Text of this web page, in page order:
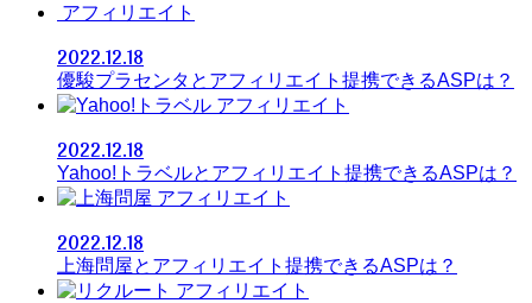
アフィリエイト
2022.12.18
優駿プラセンタとアフィリエイト提携できるASPは？
アフィリエイト
2022.12.18
Yahoo!トラベルとアフィリエイト提携できるASPは？
アフィリエイト
2022.12.18
上海問屋とアフィリエイト提携できるASPは？
アフィリエイト